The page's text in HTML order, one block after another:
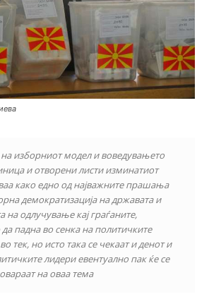
изборниот модел и воведувањето
и отворени листи изминатиот
како едно од најважните прашања
демократизација на државата и
на одлучување кај граѓаните,
падна во сенка на политичките
тек, но исто така се чекаат и денот и
лидери евентуално пак ќе се
на оваа тема